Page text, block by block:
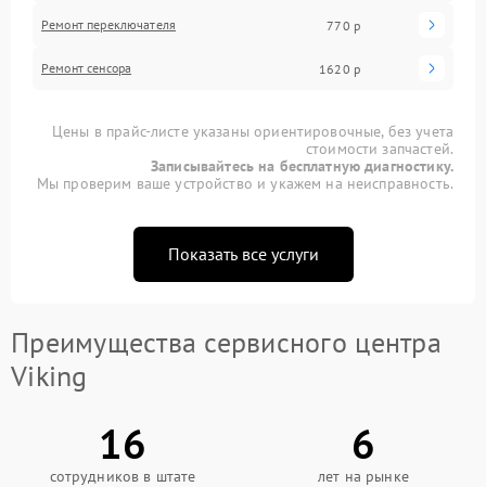
Ремонт переключателя 770 р
Ремонт сенсора 1620 р
Цены в прайс-листе указаны ориентировочные, без учета
стоимости запчастей.
Записывайтесь на бесплатную диагностику.
Мы проверим ваше устройство и укажем на неисправность.
Показать все услуги
Преимущества сервисного центра
Viking
16
сотрудников в штате
6
лет на рынке